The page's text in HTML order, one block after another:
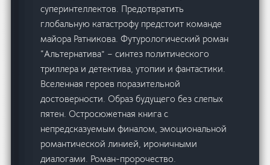
суперинтеллектов. Предотвратить
глобальную катастрофу предстоит команде
майора Ратникова. Футурологический роман
“Альтернатива” – синтез политического
триллера и детектива, утопии и фантастики.
Вселенная героев поразительной
достоверности. Образ будущего без слепых
пятен. Остросюжетная книга с
непредсказуемым финалом, эмоциональной
романтической линией, ироничными
диалогами. Роман-пророчество.